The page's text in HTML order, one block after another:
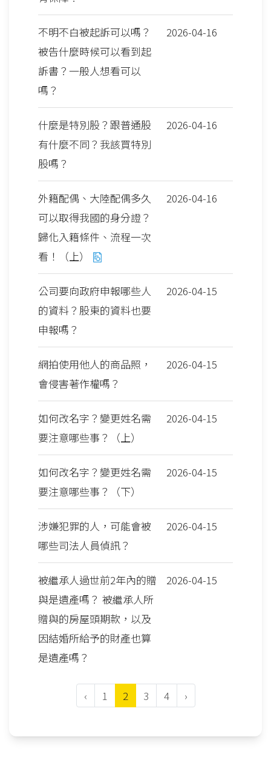
不明不白被起訴可以嗎？
被告什麼時候可以看到起
訴書？一般人想看可以
嗎？
2026-04-16
什麼是特別股？跟普通股
有什麼不同？我該買特別
股嗎？
2026-04-16
外籍配偶、大陸配偶多久
可以取得我國的身分證？
歸化入籍條件、流程一次
看！（上）
2026-04-16
公司要向政府申報哪些人
的資料？股東的資料也要
申報嗎？
2026-04-15
網拍使用他人的商品照，
會侵害著作權嗎？
2026-04-15
如何改名字？變更姓名需
要注意哪些事？（上）
2026-04-15
如何改名字？變更姓名需
要注意哪些事？（下）
2026-04-15
涉嫌犯罪的人，可能會被
哪些司法人員偵訊？
2026-04-15
被繼承人過世前2年內的贈
與是遺產嗎？ 被繼承人所
贈與的房屋頭期款，以及
因結婚所給予的財產也算
是遺產嗎？
2026-04-15
‹ 1 2 3 4 ›